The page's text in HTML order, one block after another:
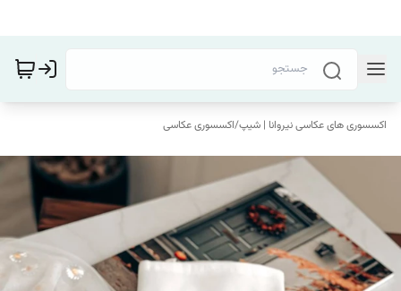
اکسسوری های عکاسی نیروانا | شیپ/اکسسوری عکاسی